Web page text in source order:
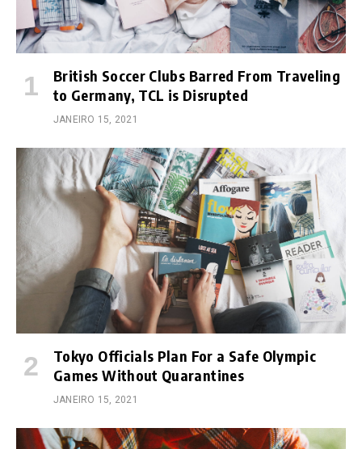
British Soccer Clubs Barred From Traveling
to Germany, TCL is Disrupted
JANEIRO 15, 2021
Tokyo Officials Plan For a Safe Olympic
Games Without Quarantines
JANEIRO 15, 2021